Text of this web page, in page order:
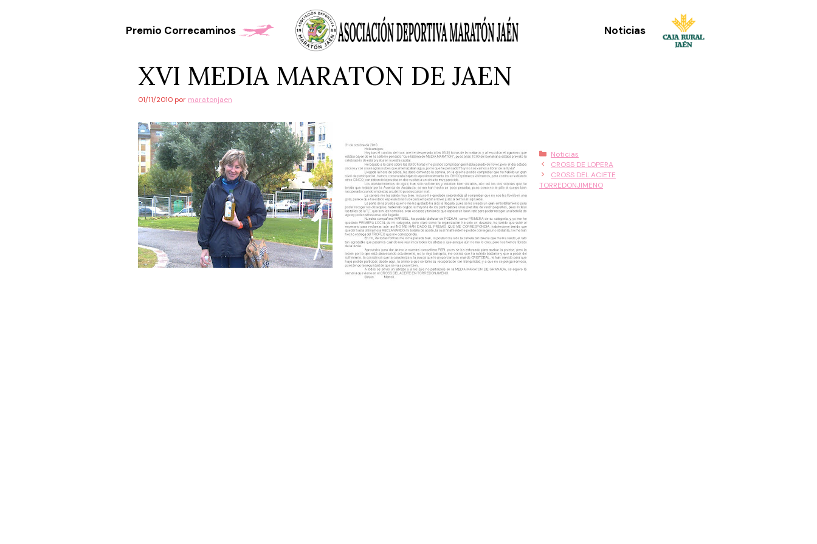
Premio Correcaminos Noticias
XVI MEDIA MARATON DE JAEN
01/11/2010 por maratonjaen
Categorías
Noticias
CROSS DE LOPERA
CROSS DEL ACIETE
TORREDONJIMENO